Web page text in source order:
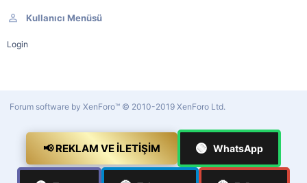
Kullanıcı Menüsü
Login
Forum software by XenForo™ © 2010-2019 XenForo Ltd.
📢 REKLAM VE İLETIŞIM 🟢 WhatsApp